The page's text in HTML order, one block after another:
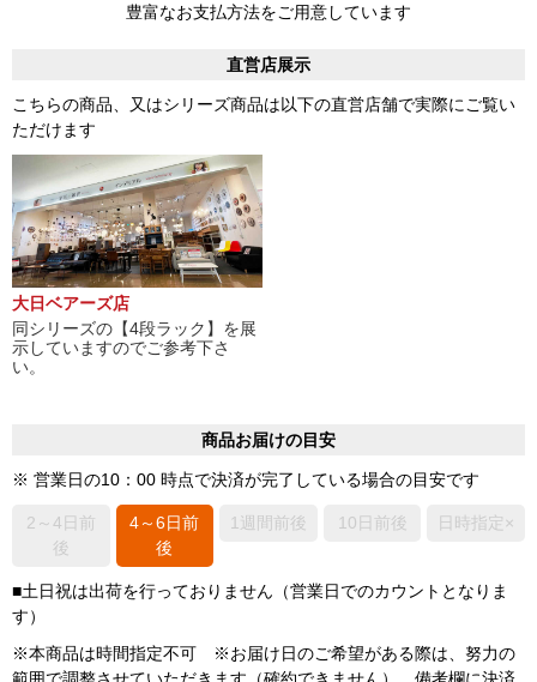
豊富なお支払方法をご用意しています
直営店展示
こちらの商品、又はシリーズ商品は以下の直営店舗で実際にご覧い
ただけます
大日ベアーズ店
同シリーズの【4段ラック】を展
示していますのでご参考下さ
い。
商品お届けの目安
※ 営業日の10：00 時点で決済が完了している場合の目安です
2～4日前
後
4～6日前
後
1週間前後 10日前後 日時指定×
■土日祝は出荷を行っておりません（営業日でのカウントとなりま
す）
※本商品は時間指定不可 ※お届け日のご希望がある際は、努力の